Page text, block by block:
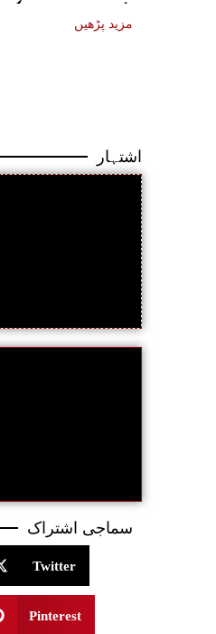
گے، آبنائے ہرمز جلد کھل
مزید پڑھیں
اشتہار
سماجی اشتراک
Twitter
Pinterest